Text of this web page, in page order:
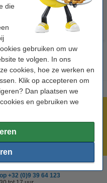
die
gebruiken om uw
te volgen. In ons
cookies, hoe ze werken en
Klik op accepteren om
Dan plaatsen we
en gebruiken we
+32 (0)9 39 64 123